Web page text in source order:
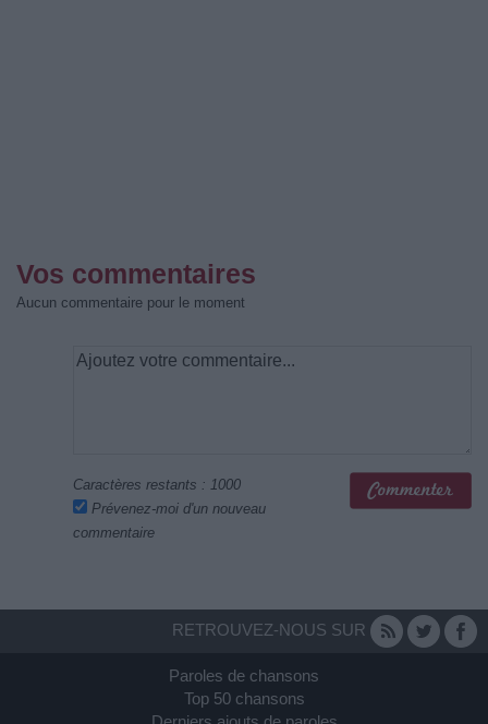
Vos commentaires
Aucun commentaire pour le moment
Caractères restants : 1000
Prévenez-moi d'un nouveau
commentaire
RETROUVEZ-NOUS SUR
Paroles de chansons
Top 50 chansons